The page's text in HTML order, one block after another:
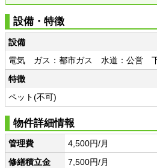
設備・特徴
設備
電気 ガス：都市ガス 水道：公営
特徴
ペット(不可)
物件詳細情報
管理費
4,500円/月
修繕積立金
7,500円/月